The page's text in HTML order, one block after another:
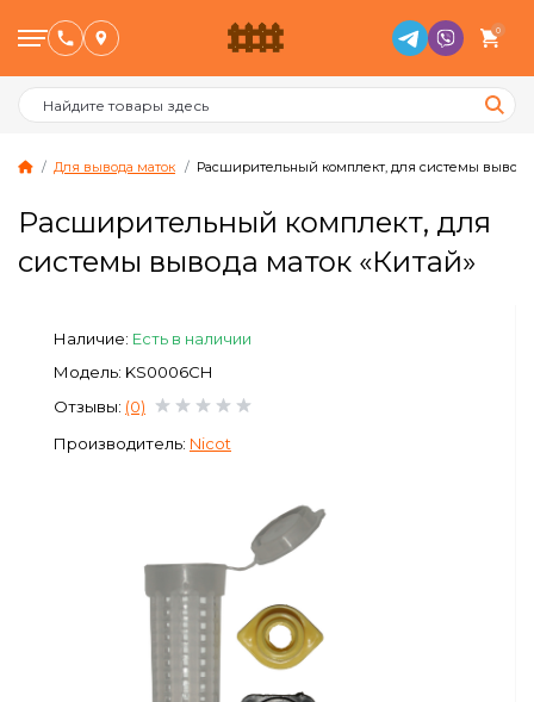
0
Пчеловодство
Энергопитание
Для вывода маток Расширительный комплект, для системы вывода
Расширительный комплект, для
системы вывода маток «Китай»
Наличие: Есть в наличии
Модель: KS0006CH
Отзывы: (0)
Производитель: Nicot